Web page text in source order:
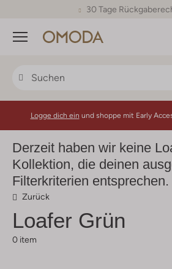
30 Tage
Menü
Logge dich ein und shoppe mit Early
Derzeit haben wir keine
Kollektion, die deinen
Filterkriterien entsprechen.
Zurück
Loafer Grün
0 item